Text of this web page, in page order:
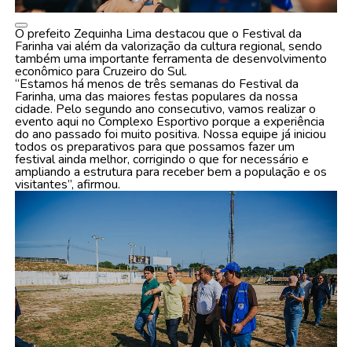
O prefeito Zequinha Lima destacou que o Festival da
Farinha vai além da valorização da cultura regional, sendo
também uma importante ferramenta de desenvolvimento
econômico para Cruzeiro do Sul.
“Estamos há menos de três semanas do Festival da
Farinha, uma das maiores festas populares da nossa
cidade. Pelo segundo ano consecutivo, vamos realizar o
evento aqui no Complexo Esportivo porque a experiência
do ano passado foi muito positiva. Nossa equipe já iniciou
todos os preparativos para que possamos fazer um
festival ainda melhor, corrigindo o que for necessário e
ampliando a estrutura para receber bem a população e os
visitantes”, afirmou.